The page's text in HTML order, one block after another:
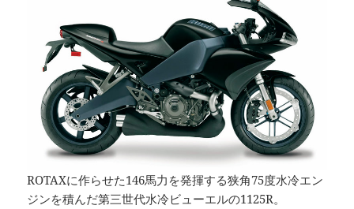
ROTAXに作らせた146馬力を発揮する狭角75度水冷エン
ジンを積んだ第三世代水冷ビューエルの1125R。